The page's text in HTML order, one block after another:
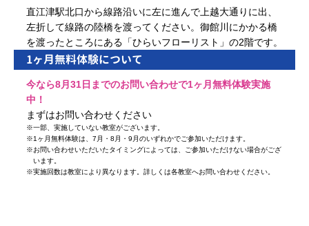
直江津駅北口から線路沿いに左に進んで上越大通りに出、
左折して線路の陸橋を渡ってください。御館川にかかる橋
を渡ったところにある「ひらいフローリスト」の2階です。
1ヶ月無料体験について
今なら8月31日までのお問い合わせで1ヶ月無料体験実施
中！
まずはお問い合わせください
※一部、実施していない教室がございます。
※1ヶ月無料体験は、7月・8月・9月のいずれかでご参加いただけます。
※お問い合わせいただいたタイミングによっては、ご参加いただけない場合がござ
います。
※実施回数は教室により異なります。詳しくは各教室へお問い合わせください。